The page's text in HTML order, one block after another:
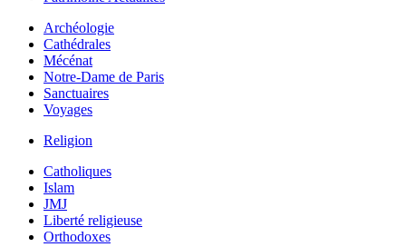
Archéologie
Cathédrales
Mécénat
Notre-Dame de Paris
Sanctuaires
Voyages
Religion
Catholiques
Islam
JMJ
Liberté religieuse
Orthodoxes